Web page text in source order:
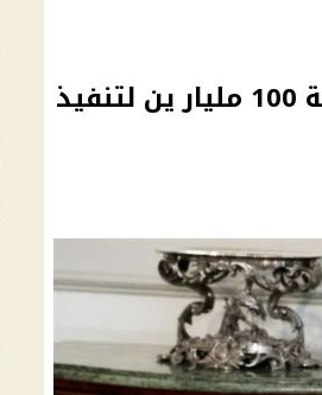
السيسي يوافق على قرض ياباني بقيمة 100 مليار ين لتنفيذ